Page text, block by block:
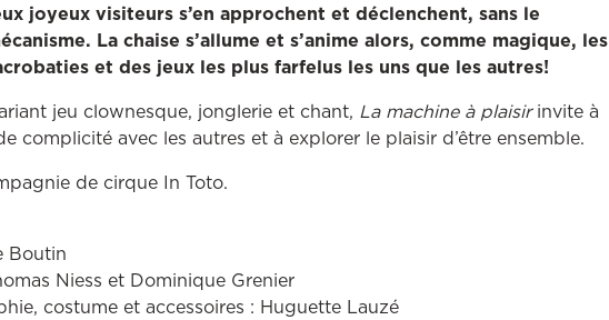
joyeux visiteurs s’en approchent et déclenchent, sans le
La chaise s’allume et s’anime alors, comme magique, les
et des jeux les plus farfelus les uns que les autres!
jeu clownesque, jonglerie et chant, La machine à plaisirinvite à
complicité avec les autres et à explorer le plaisir d’être ensemble.
de cirque In Toto.
Boutin
Niess et Dominique Grenier
costume et accessoires : Huguette Lauzé